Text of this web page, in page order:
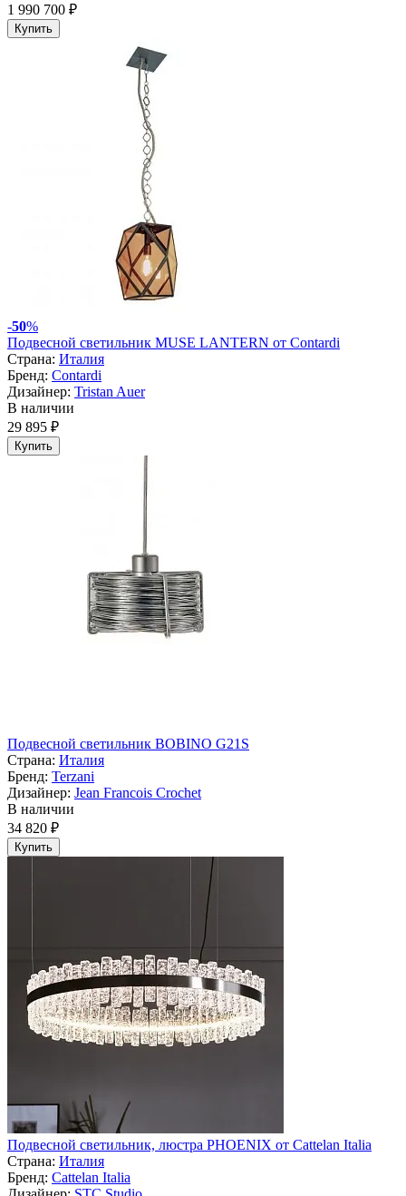
1 990 700 ₽
Купить
-50%
Подвесной светильник MUSE LANTERN от Contardi
Страна: Италия
Бренд: Contardi
Дизайнер: Tristan Auer
В наличии
29 895 ₽
Купить
Подвесной светильник BOBINO G21S
Страна: Италия
Бренд: Terzani
Дизайнер: Jean Francois Crochet
В наличии
34 820 ₽
Купить
Подвесной светильник, люстра PHOENIX от Cattelan Italia
Страна: Италия
Бренд: Cattelan Italia